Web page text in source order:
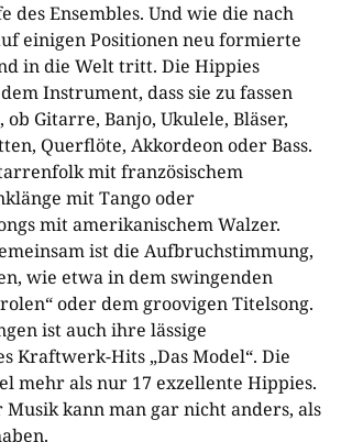
des Ensembles. Und wie die nach
einigen Positionen neu formierte
in die Welt tritt. Die Hippies
Instrument, dass sie zu fassen
Gitarre, Banjo, Ukulele, Bläser,
Querflöte, Akkordeon oder Bass.
mit französischem
mit Tango oder
mit amerikanischem Walzer.
ist die Aufbruchstimmung,
wie etwa in dem swingenden
oder dem groovigen Titelsong.
ist auch ihre lässige
Kraftwerk-Hits „Das Model“. Die
mehr als nur 17 exzellente Hippies.
kann man gar nicht anders, als